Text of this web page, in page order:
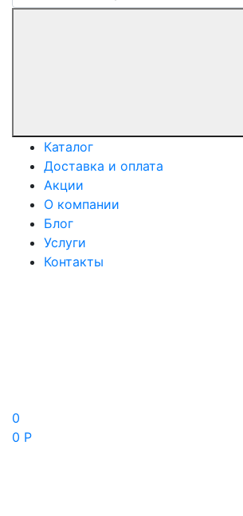
Каталог
Доставка и оплата
Акции
О компании
Блог
Услуги
Контакты
0
0 Р